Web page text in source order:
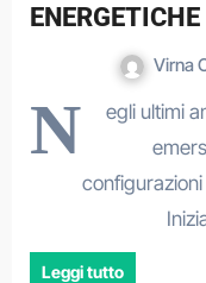
ENERGETICHE
Virna
N
egli ultimi
Leggi tutto